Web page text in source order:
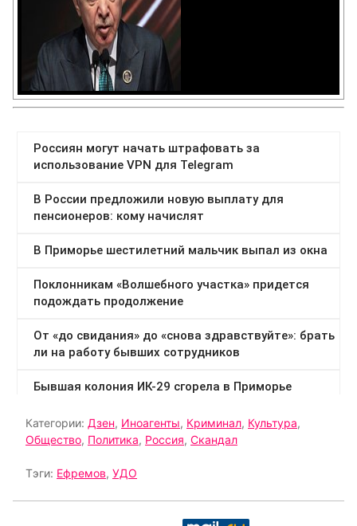
Категории: Дзен, Иноагенты, Криминал, Культура,
Общество, Политика, Россия, Скандал
Тэги: Ефремов, УДО